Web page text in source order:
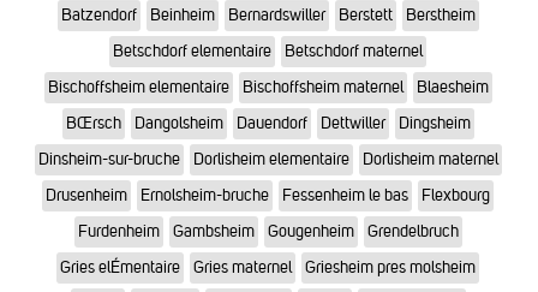
Batzendorf
Beinheim Bernardswiller Berstett
Berstheim
Betschdorf elementaire
Betschdorf maternel
Bischoffsheim elementaire
Bischoffsheim maternel
Blaesheim
BŒrsch
Dangolsheim Dauendorf Dettwiller
Dingsheim
Dinsheim-sur-bruche
Dorlisheim elementaire
Dorlisheim maternel
Drusenheim
Ernolsheim-bruche Fessenheim le bas
Flexbourg
Furdenheim
Gambsheim Gougenheim
Grendelbruch
Gries elÉmentaire
Gries maternel
Griesheim pres molsheim